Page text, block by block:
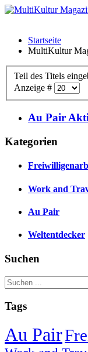
Startseite
MultiKultur
Teil des Titels
Anzeige #
Au Pair
Kategorien
Work and
Au Pair
Weltentdecker
Suchen
Tags
Au Pair